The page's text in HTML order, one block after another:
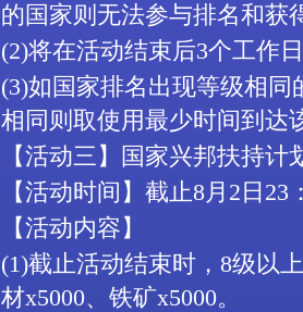
的国家则无法参与排名和获
(2)将在活动结束后3个工作
(3)如国家排名出现等级相同
相同则取使用最少时间到达
【活动三】国家兴邦扶持计
【活动时间】截止8 月 2日 23
【活动内容】
(1)截止活动结束时， 8级以
材x5000、铁矿x5000。